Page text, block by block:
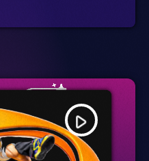
play_arrow